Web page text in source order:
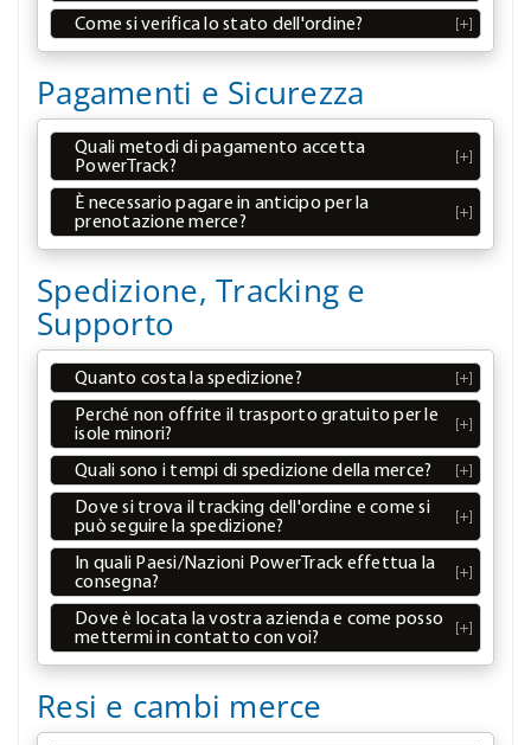
Come si verifica lo stato dell'ordine?
Pagamenti e Sicurezza
Quali metodi di pagamento accetta
PowerTrack?
È necessario pagare in anticipo per la
prenotazione merce?
Spedizione, Tracking e
Supporto
Quanto costa la spedizione?
Perché non offrite il trasporto gratuito per le
isole minori?
Quali sono i tempi di spedizione della merce?
Dove si trova il tracking dell'ordine e come si
può seguire la spedizione?
In quali Paesi/Nazioni PowerTrack effettua la
consegna?
Dove è locata la vostra azienda e come posso
mettermi in contatto con voi?
Resi e cambi merce